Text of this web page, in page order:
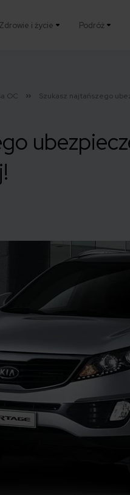
Zdrowie i życie Podróż
OC Szukasz najtańszego